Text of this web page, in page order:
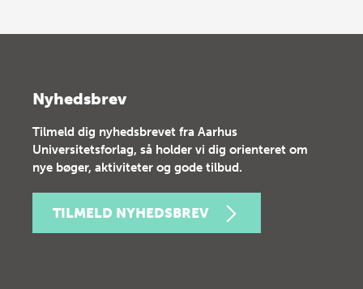
Nyhedsbrev
Tilmeld dig nyhedsbrevet fra Aarhus
Universitetsforlag, så holder vi dig orienteret om
nye bøger, aktiviteter og gode tilbud.
TILMELD NYHEDSBREV